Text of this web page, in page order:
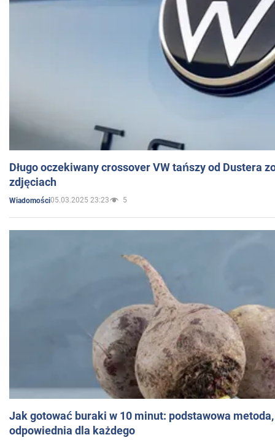
Długo oczekiwany crossover VW tańszy od Dustera
zdjęciach
Wiadomości05.03.2025 23:23 5
Jak gotować buraki w 10 minut: podstawowa
odpowiednia dla każdego